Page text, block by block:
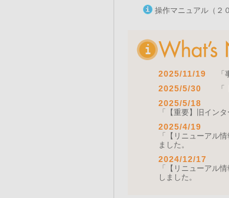
操作マニュアル（２
2025/11/19
2025/5/30
2025/5/18
「【重要】旧イン
2025/4/19
「【リニューアル
ました。
2024/12/17
「【リニューアル
しました。